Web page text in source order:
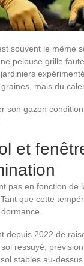
souvent le même
pelouse grille
mais du
son gazon
et
pas en fonction de
que cette
depuis 2022 de
sol ressuyé,
stables au-